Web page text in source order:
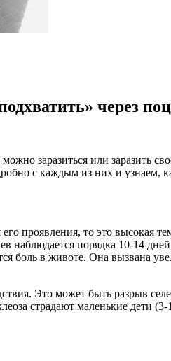
через
заразиться или заразить
с каждым из них и узнаем,
его проявления, то это высокая
наблюдается порядка 10-14
боль в животе. Она вызвана
Это может быть разрыв
страдают маленькие дети